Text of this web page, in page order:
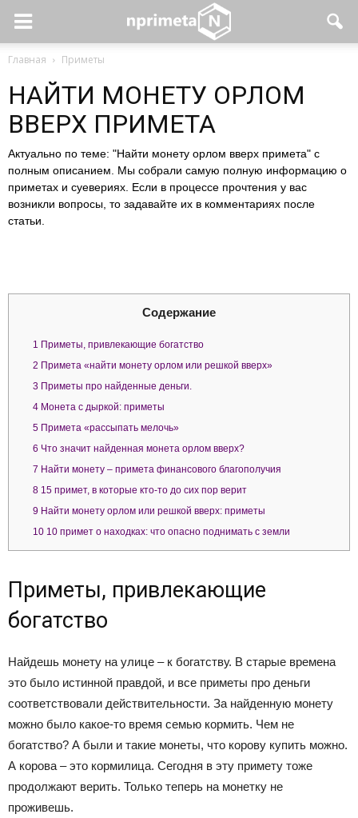
Главная Приметы
НАЙТИ МОНЕТУ ОРЛОМ
ВВЕРХ ПРИМЕТА
Актуально по теме: "Найти монету орлом вверх примета" с
полным описанием. Мы собрали самую полную информацию о
приметах и суевериях. Если в процессе прочтения у вас
возникли вопросы, то задавайте их в комментариях после
статьи.
Содержание
1 Приметы, привлекающие богатство
2 Примета «найти монету орлом или решкой вверх»
3 Приметы про найденные деньги.
4 Монета с дыркой: приметы
5 Примета «рассыпать мелочь»
6 Что значит найденная монета орлом вверх?
7 Найти монету – примета финансового благополучия
8 15 примет, в которые кто-то до сих пор верит
9 Найти монету орлом или решкой вверх: приметы
10 10 примет о находках: что опасно поднимать с земли
Приметы, привлекающие
богатство
Найдешь монету на улице – к богатству. В старые времена
это было истинной правдой, и все приметы про деньги
соответствовали действительности. За найденную монету
можно было какое-то время семью кормить. Чем не
богатство? А были и такие монеты, что корову купить можно.
А корова – это кормилица. Сегодня в эту примету тоже
продолжают верить. Только теперь на монетку не
проживешь.